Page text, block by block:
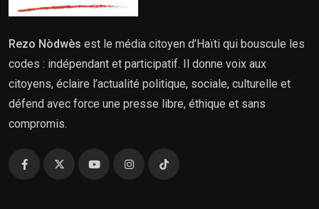
Rezo Nòdwès est le média citoyen d’Haïti qui bouscule les
codes : indépendant et participatif. Il donne voix aux
citoyens, éclaire l’actualité politique, sociale, culturelle et
défend avec force une presse libre, éthique et sans
compromis.